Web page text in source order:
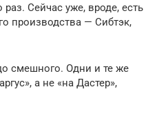
Сейчас уже, вроде, есть
производства — Сибтэк,
смешного. Одни и те же
а не «на Дастер»,